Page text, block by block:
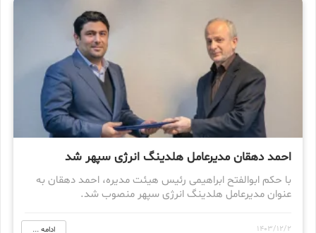
احمد دهقان مدیرعامل هلدینگ انرژی سپهر شد
با حکم ابوالفتح ابراهیمی رئیس هیئت مدیره، احمد دهقان به
عنوان مدیرعامل هلدینگ انرژی سپهر منصوب شد.
1403/12/2 ادامه ...